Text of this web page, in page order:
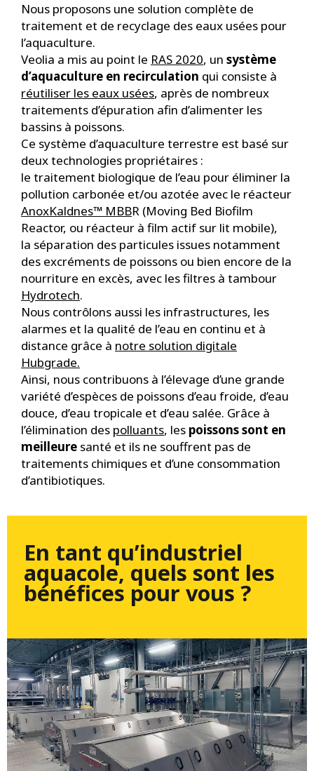
Nous proposons une solution complète de
traitement et de recyclage des eaux usées pour
l’aquaculture.
Veolia a mis au point le RAS 2020, un système
d’aquaculture en recirculation qui consiste à
réutiliser les eaux usées, après de nombreux
traitements d’épuration afin d’alimenter les
bassins à poissons.
Ce système d’aquaculture terrestre est basé sur
deux technologies propriétaires :
le traitement biologique de l’eau pour éliminer la
pollution carbonée et/ou azotée avec le réacteur
AnoxKaldnes™ MBBR (Moving Bed Biofilm
Reactor, ou réacteur à film actif sur lit mobile),
la séparation des particules issues notamment
des excréments de poissons ou bien encore de la
nourriture en excès, avec les filtres à tambour
Hydrotech.
Nous contrôlons aussi les infrastructures, les
alarmes et la qualité de l’eau en continu et à
distance grâce à notre solution digitale
Hubgrade.
Ainsi, nous contribuons à l’élevage d’une grande
variété d’espèces de poissons d’eau froide, d’eau
douce, d’eau tropicale et d’eau salée. Grâce à
l’élimination des polluants, les poissons sont en
meilleure santé et ils ne souffrent pas de
traitements chimiques et d’une consommation
d’antibiotiques.
En tant qu’industriel
aquacole, quels sont les
bénéfices pour vous ?